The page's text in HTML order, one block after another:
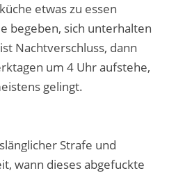
etwas zu essen
begeben, sich unterhalten
Nachtverschluss, dann
um 4 Uhr aufstehe,
gelingt.
Strafe und
wann dieses abgefuckte